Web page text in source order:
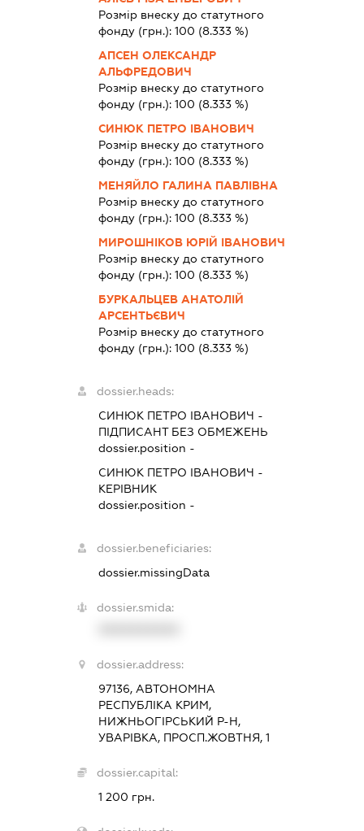
Розмір внеску до статутного
фонду (грн.): 100 (8.333 %)
АПСЕН ОЛЕКСАНДР
АЛЬФРЕДОВИЧ
Розмір внеску до статутного
фонду (грн.): 100 (8.333 %)
СИНЮК ПЕТРО ІВАНОВИЧ
Розмір внеску до статутного
фонду (грн.): 100 (8.333 %)
МЕНЯЙЛО ГАЛИНА ПАВЛІВНА
Розмір внеску до статутного
фонду (грн.): 100 (8.333 %)
МИРОШНІКОВ ЮРІЙ ІВАНОВИЧ
Розмір внеску до статутного
фонду (грн.): 100 (8.333 %)
БУРКАЛЬЦЕВ АНАТОЛІЙ
АРСЕНТЬЄВИЧ
Розмір внеску до статутного
фонду (грн.): 100 (8.333 %)
dossier.heads:
СИНЮК ПЕТРО ІВАНОВИЧ -
ПІДПИСАНТБЕЗ ОБМЕЖЕНЬ
dossier.position -
СИНЮК ПЕТРО ІВАНОВИЧ -
КЕРІВНИК
dossier.position -
dossier.beneficiaries:
dossier.missingData
dossier.smida:
dossier.address:
97136, АВТОНОМНА
РЕСПУБЛІКА КРИМ,
НИЖНЬОГІРСЬКИЙ Р-Н,
УВАРІВКА, ПРОСП.ЖОВТНЯ, 1
dossier.capital:
1 200 грн.